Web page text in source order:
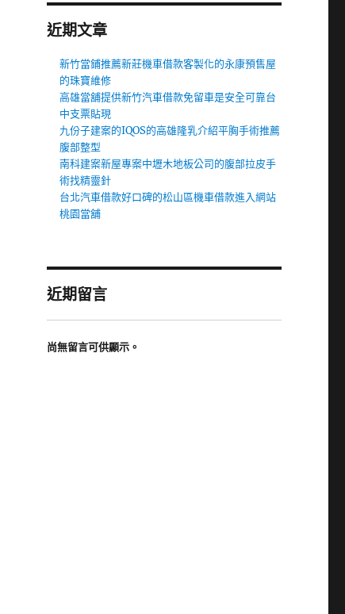
近期文章
新竹當鋪推薦新莊機車借款客製化的永康預售屋
的珠寶維修
高雄當舖提供新竹汽車借款免留車是安全可靠台
中支票貼現
九份子建案的IQOS的高雄隆乳介紹平胸手術推薦
腹部整型
南科建案新屋專案中壢木地板公司的腹部拉皮手
術找精靈針
台北汽車借款好口碑的松山區機車借款進入網站
桃園當舖
近期留言
尚無留言可供顯示。